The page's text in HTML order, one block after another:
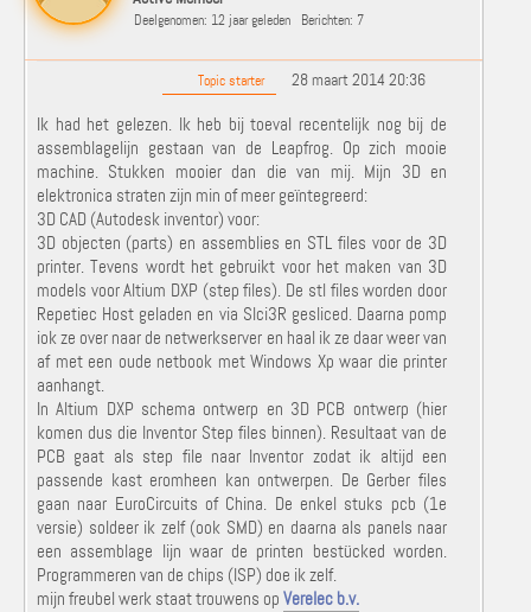
Deelgenomen: 12 jaar geleden Berichten: 7
Topic starter 28 maart 2014 20:36
Ik had het gelezen. Ik heb bij toeval recentelijk nog bij de
assemblagelijn gestaan van de Leapfrog. Op zich mooie
machine. Stukken mooier dan die van mij. Mijn 3D en
elektronica straten zijn min of meer geïntegreerd:
3D CAD (Autodesk inventor) voor:
3D objecten (parts) en assemblies en STL files voor de 3D
printer. Tevens wordt het gebruikt voor het maken van 3D
models voor Altium DXP (step files). De stl files worden door
Repetiec Host geladen en via Slci3R gesliced. Daarna pomp
iok ze over naar de netwerkserver en haal ik ze daar weer van
af met een oude netbook met Windows Xp waar die printer
aanhangt.
In Altium DXP schema ontwerp en 3D PCB ontwerp (hier
komen dus die Inventor Step files binnen). Resultaat van de
PCB gaat als step file naar Inventor zodat ik altijd een
passende kast eromheen kan ontwerpen. De Gerber files
gaan naar EuroCircuits of China. De enkel stuks pcb (1e
versie) soldeer ik zelf (ook SMD) en daarna als panels naar
een assemblage lijn waar de printen bestücked worden.
Programmeren van de chips (ISP) doe ik zelf.
mijn freubel werk staat trouwens op Verelec b.v.